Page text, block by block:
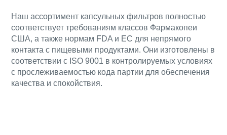
Наш ассортимент капсульных фильтров полностью
соответствует требованиям классов Фармакопеи
США, а также нормам FDA и ЕС для непрямого
контакта с пищевыми продуктами. Они изготовлены в
соответствии с ISO 9001 в контролируемых условиях
с прослеживаемостью кода партии для обеспечения
качества и спокойствия.